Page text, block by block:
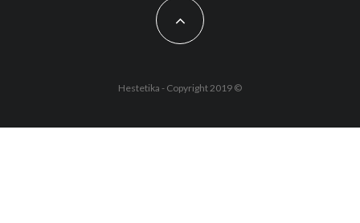
Hestetika - Copyright 2019 ©